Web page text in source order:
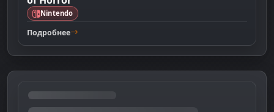
Nintendo
Подробнее